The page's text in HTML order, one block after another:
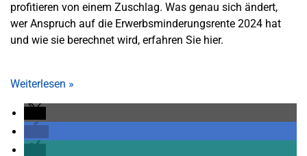
profitieren von einem Zuschlag. Was genau sich ändert,
wer Anspruch auf die Erwerbsminderungsrente 2024 hat
und wie sie berechnet wird, erfahren Sie hier.
Weiterlesen »